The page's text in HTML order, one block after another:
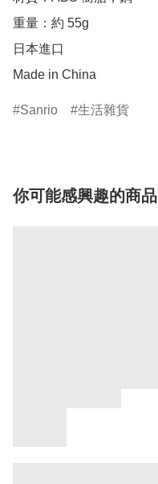
重量：約 55g
日本進口
Made in China
Sanrio 生活雜貨
你可能感興趣的商品